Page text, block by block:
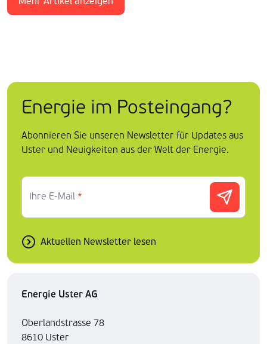
Energie im Posteingang?
Abonnieren Sie unseren Newsletter für Updates aus
Uster und Neuigkeiten aus der Welt der Energie.
Ihre E-Mail *
Aktuellen Newsletter lesen
Energie Uster AG
Oberlandstrasse 78
8610 Uster